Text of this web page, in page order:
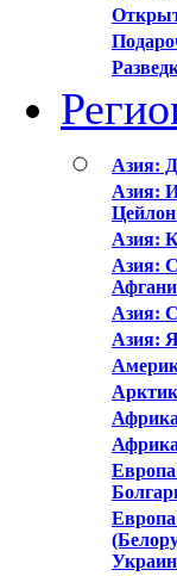
Азия:
Азия:
Азия:
Азия:
Азия:
Азия: